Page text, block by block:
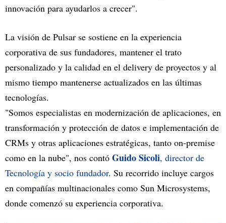
innovación para ayudarlos a crecer".
La visión de Pulsar se sostiene en la experiencia
corporativa de sus fundadores, mantener el trato
personalizado y la calidad en el delivery de proyectos y al
mismo tiempo mantenerse actualizados en las últimas
tecnologías.
"Somos especialistas en modernización de aplicaciones, en
transformación y protección de datos e implementación de
CRMs y otras aplicaciones estratégicas, tanto on-premise
como en la nube", nos contó Guido Sicoli, director de
Tecnología y socio fundador. Su recorrido incluye cargos
en compañías multinacionales como Sun Microsystems,
donde comenzó su experiencia corporativa.